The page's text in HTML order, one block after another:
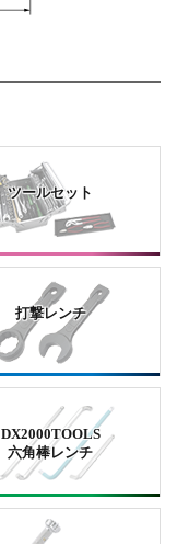
ツールセット
打撃レンチ
DX2000TOOLS
六角棒レンチ